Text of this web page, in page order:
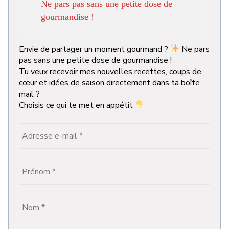
Ne pars pas sans une petite dose de
gourmandise !
Envie de partager un moment gourmand ?
Ne pars
pas sans une petite dose de gourmandise !
Tu veux recevoir mes nouvelles recettes, coups de
cœur et idées de saison directement dans ta boîte
mail ?
Choisis ce qui te met en appétit